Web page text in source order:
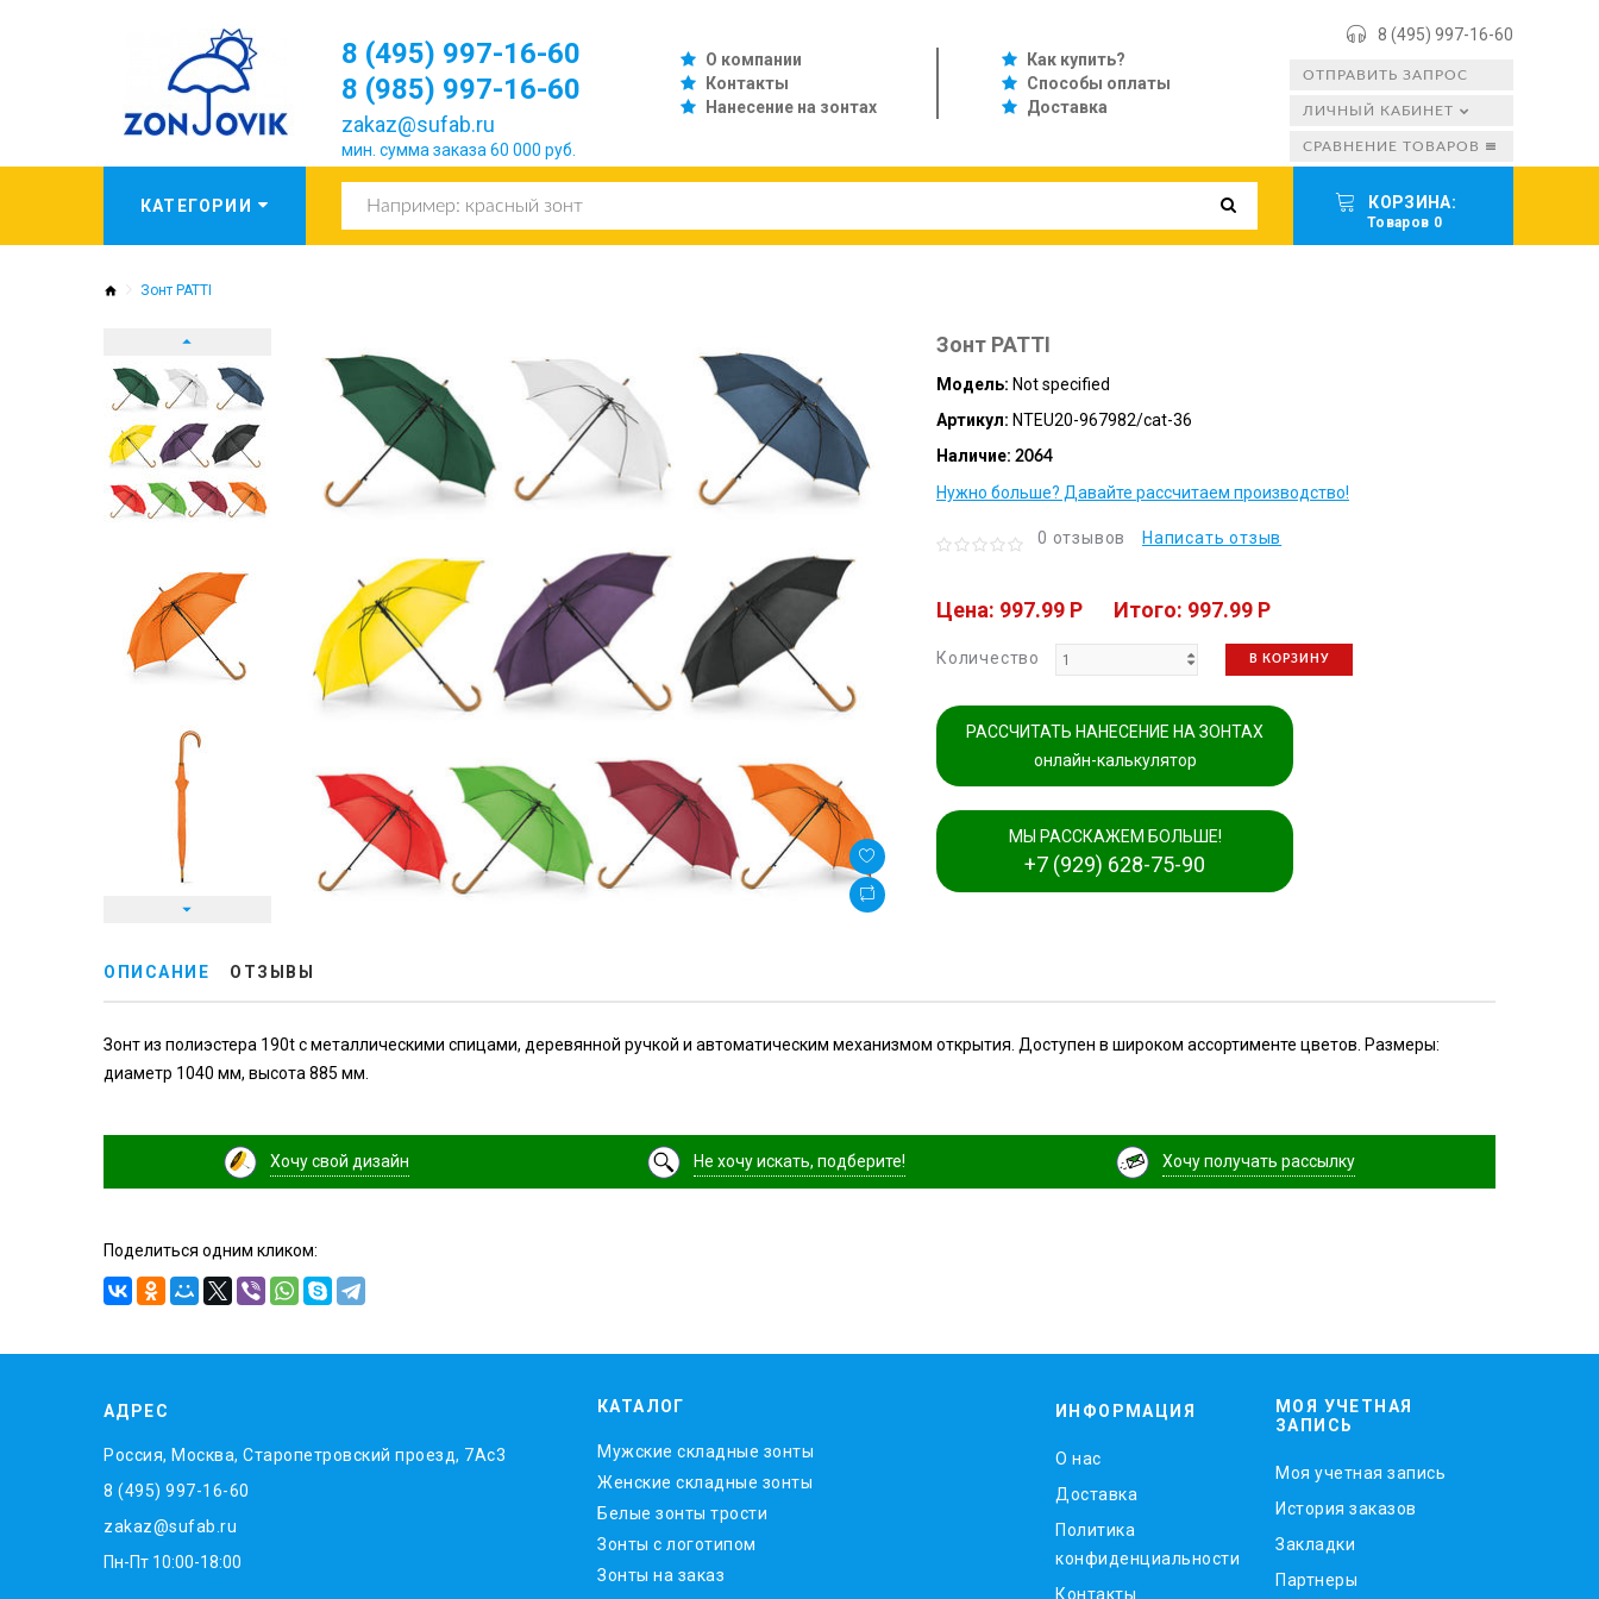
О компании
Контакты
Нанесение на зонтах
Как купить?
Способы оплаты
Доставка
8 (495) 997-16-60
8 (495) 997-16-60
8 (985) 997-16-60
zakaz@sufab.ru
мин. сумма заказа 60 000 руб.
ОТПРАВИТЬ ЗАПРОС
СРАВНЕНИЕ ТОВАРОВ
ЛИЧНЫЙ КАБИНЕТ
КОРЗИНА:
Товаров 0
Зонт PATTI
Зонт PATTI
Модель: Not specified
Артикул: NTEU20-967982/cat-36
Наличие: 2064
Нужно больше? Давайте рассчитаем производство!
0 отзывов Написать отзыв
Цена: 997.99 P Итого: 997.99 P
Количество В КОРЗИНУ
РАССЧИТАТЬ НАНЕСЕНИЕ НА ЗОНТАХ
онлайн-калькулятор
МЫ РАССКАЖЕМ БОЛЬШЕ!
+7 (929) 628-75-90
ОПИСАНИЕ ОТЗЫВЫ
Зонт из полиэстера 190t с металлическими спицами, деревянной ручкой и автоматическим механизмом открытия. Доступен в широком ассортименте цветов. Размеры:
диаметр 1040 мм, высота 885 мм.
Хочу свой дизайн Не хочу искать, подберите! Хочу получать рассылку
Поделиться одним кликом:
АДРЕС
Россия, Москва, Старопетровский проезд, 7Ас3
8 (495) 997-16-60
zakaz@sufab.ru
Пн-Пт 10:00-18:00
КАТАЛОГ
Мужские складные зонты
Женские складные зонты
Белые зонты трости
Зонты с логотипом
Зонты на заказ
ИНФОРМАЦИЯ
O нас
Доставка
Политика
конфиденциальности
Контакты
МОЯ УЧЕТНАЯ
ЗАПИСЬ
Моя учетная запись
История заказов
Закладки
Партнеры